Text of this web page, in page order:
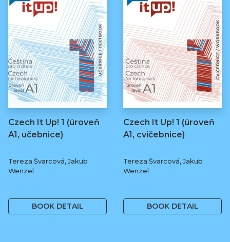
Czech It Up! 1 (úroveň
A1, učebnice)
Tereza Švarcová, Jakub
Wenzel
BOOK DETAIL
Czech It Up! 1 (úroveň
A1, cvičebnice)
Tereza Švarcová, Jakub
Wenzel
BOOK DETAIL